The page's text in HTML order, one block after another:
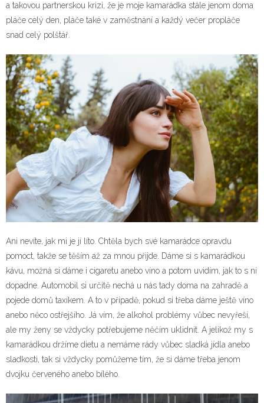
a takovou partnerskou krizi, že je moje kamarádka stále jenom doma
pláče celý den, pláče také v zaměstnání a každý večer propláče
snad celý polštář.
Ani nevíte, jak mi je jí líto. Chtěla bych své kamarádce opravdu
pomoct, takže se těším až za mnou přijde. Dáme si s kamarádkou
kávu, možná si dáme i cigaretu anebo víno a potom uvidím, jak to s ní
dopadne. Automobil si určitě nechá u nás tady doma na zahradě a
pojede domů taxíkem. A to v případě, pokud si třeba dáme ještě víno
anebo něco ostřejšího. Já vím, že alkohol problémy vůbec nevyřeší,
ale my ženy se vždycky potřebujeme něčím uklidnit. A jelikož my s
kamarádkou držíme dietu a nemáme rády vůbec sladká jídla anebo
sladkosti, tak si vždycky pomůžeme tím, že si dáme třeba jenom
dvojku červeného anebo bílého.